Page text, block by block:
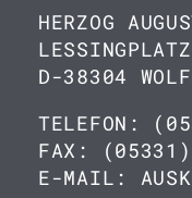
HERZOG
D-38304
TELEFON:
FAX:
E-MAIL: